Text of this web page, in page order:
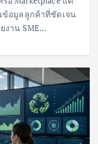
ข้อมูลลูกค้าที่ชัดเจน
งาน SME…